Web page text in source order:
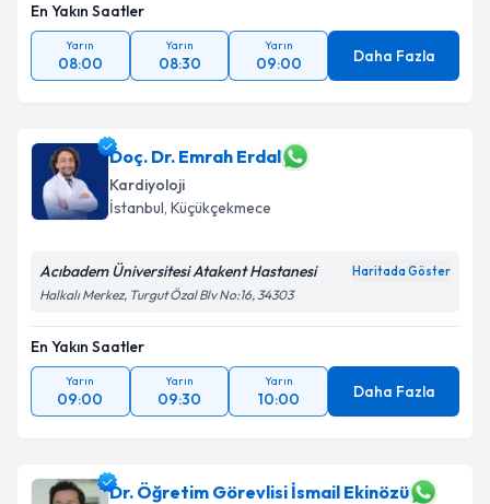
En Yakın Saatler
Yarın
08:00
Yarın
08:30
Yarın
09:00 Daha Fazla
Doç. Dr. Emrah Erdal
Kardiyoloji
İstanbul, Küçükçekmece
Acıbadem Üniversitesi Atakent Hastanesi Haritada Göster
Halkalı Merkez, Turgut Özal Blv No:16, 34303
En Yakın Saatler
Yarın
09:00
Yarın
09:30
Yarın
10:00 Daha Fazla
Dr. Öğretim Görevlisi İsmail Ekinözü